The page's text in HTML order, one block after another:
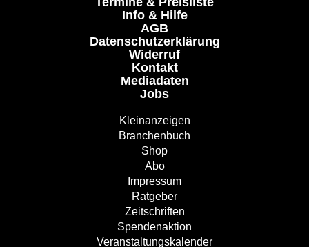
Info & Hilfe
AGB
Datenschutzerklärung
Widerruf
Kontakt
Mediadaten
Jobs
Kleinanzeigen
Branchenbuch
Shop
Abo
Impressum
Ratgeber
Zeitschriften
Spendenaktion
Veranstaltungskalender